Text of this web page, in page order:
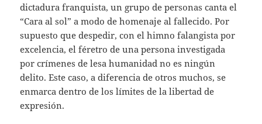
dictadura franquista, un grupo de personas canta el
“Cara al sol” a modo de homenaje al fallecido. Por
supuesto que despedir, con el himno falangista por
excelencia, el féretro de una persona investigada
por crímenes de lesa humanidad no es ningún
delito. Este caso, a diferencia de otros muchos, se
enmarca dentro de los límites de la libertad de
expresión.